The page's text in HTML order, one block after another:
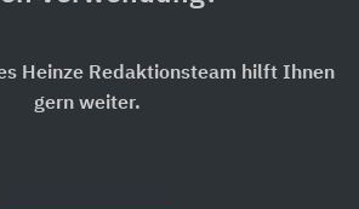
Heinze Redaktionsteam hilft Ihnen
gern weiter.